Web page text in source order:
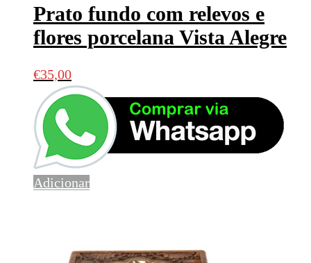
Prato fundo com relevos e
flores porcelana Vista Alegre
€35,00
Adicionar